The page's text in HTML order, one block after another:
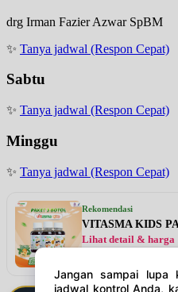
drg Irman Fazier Azwar SpBM
✨ Tanya jadwal (Respon Cepat)
Sabtu
✨ Tanya jadwal (Respon Cepat)
Minggu
✨ Tanya jadwal (Respon Cepat)
Rekomendasi
VITASMA KIDS
Lihat detail &